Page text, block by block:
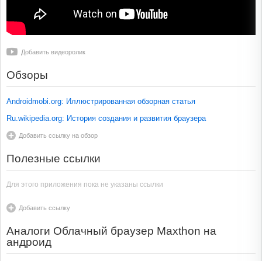
Добавить видеоролик
Обзоры
Androidmobi.org: Иллюстрированная обзорная статья
Ru.wikipedia.org: История создания и развития браузера
Добавить ссылку на обзор
Полезные ссылки
Для этого приложения пока не указаны ссылки
Добавить ссылку
Аналоги Облачный браузер Maxthon на
андроид